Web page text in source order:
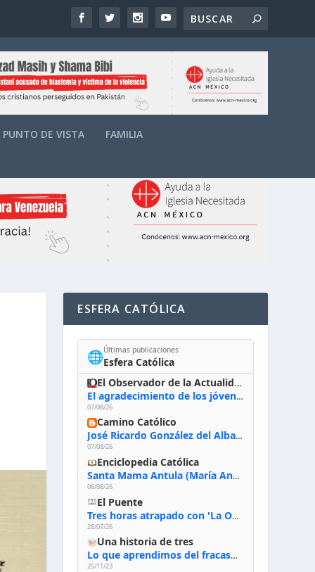
PUNTO DE VISTA FAMILIA
ESFERA CATÓLICA
🌐Últimas publicaciones
Esfera Católica
El Observador de la Actualidad
El agradecimiento de los jóvenes al Papa: «Hoy nos sentimos Iglesia»
07/08/26
Camino Católico
José Ricardo González del Alba, artista sacro: «Yo oro, hablo con Dios, le pido al Espíritu Santo su inspiración y siempre pinto rezando el rosario para que sea Él quien actúe a través de mis manos»
07/08/26
Enciclopedia Católica
Santa Mama Antula (María Antonia de Paz y Figueroa)
06/08/26
El Puente
Tres horas atrapado con 'La Odisea' de Nolan
28/07/26
Una historia de tres
Lo que aprendimos del fracaso al emprender
25/11/23